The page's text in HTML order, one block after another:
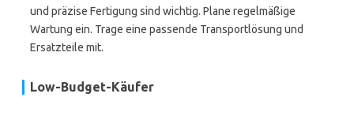
und präzise Fertigung sind wichtig. Plane regelmäßige
Wartung ein. Trage eine passende Transportlösung und
Ersatzteile mit.
Low-Budget-Käufer